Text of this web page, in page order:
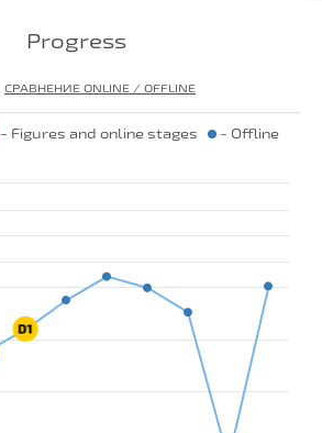
Progress
СРАВНЕНИЕ ONLINE / OFFLINE
- Figures and online stages
- Offline